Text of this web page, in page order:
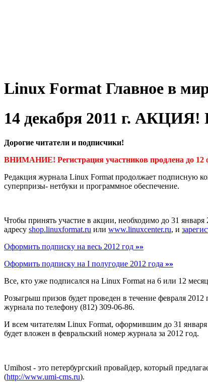
Linux Format Главное в
14 декабря 2011 г.
Дорогие читатели и подписчики!
ВНИМАНИЕ! Регистрация участников продлена до 12
Редакция журнала Linux Format продолжает подписную
суперпризы- нетбуки и программное обеспечение.
Чтобы принять участие в акции, необходимо до 31
адресу shop.linuxformat.ru или www.linuxcenter.ru, и
Оформить подписку на весь 2012 год »»
Оформить подписку на I полугодие 2012 года »»
Все, кто уже подписался на Linux Format на 6 или 12
Розыгрыш призов будет проведен в течение февраля
журнала по телефону (812) 309-06-86.
И всем читателям Linux Format, оформившим до 31
будет вложен в февральский номер журнала за 2012 год.
Umihost - это петербургский провайдер, который
(http://www.umi-cms.ru).